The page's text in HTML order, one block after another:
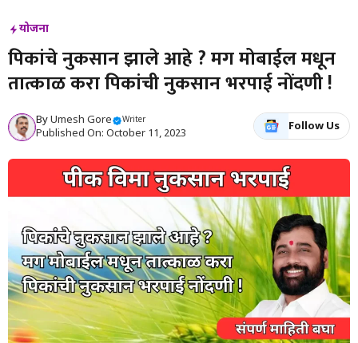
योजना
पिकांचे नुकसान झाले आहे ? मग मोबाईल मधून
तात्काळ करा पिकांची नुकसान भरपाई नोंदणी !
ByUmesh Gore Writer
Published On: October 11, 2023
Follow Us